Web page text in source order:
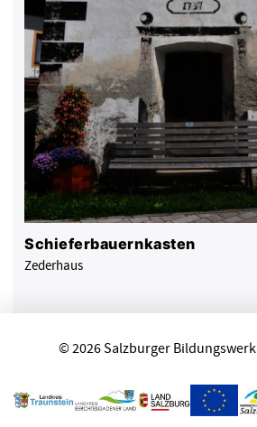
Schieferbauernkasten
Zederhaus
© 2026 Salzburger Bildungswerk